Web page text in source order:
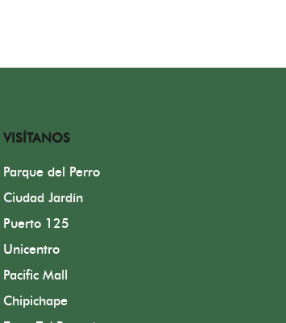
VISÍTANOS
Parque del Perro
Ciudad Jardín
Puerto 125
Unicentro
Pacific Mall
Chipichape